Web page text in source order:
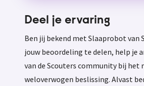
Deel je ervaring
Ben jij bekend met Slaaprobot van
jouw beoordeling te delen, help je
van de Scouters community bij het
weloverwogen beslissing. Alvast